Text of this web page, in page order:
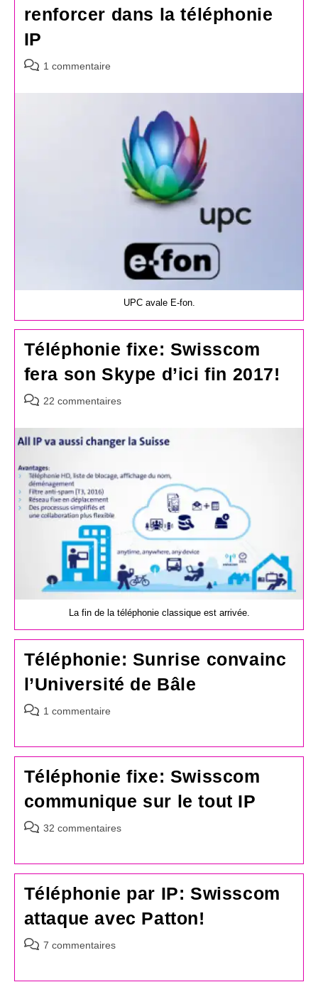
renforcer dans la téléphonie
IP
Commentaires
1 commentaire
UPC avale E-fon.
Téléphonie fixe: Swisscom
fera son Skype d’ici fin 2017!
Commentaires
la
publication :
22 commentaires
La fin de la téléphonie classique est arrivée.
Téléphonie: Sunrise convainc
l’Université de Bâle
Commentaires
publication :
1 commentaire
Téléphonie fixe: Swisscom
communique sur le tout IP
Commentaires
publication :
32 commentaires
Téléphonie par IP: Swisscom
attaque avec Patton!
Commentaires
7 commentaires